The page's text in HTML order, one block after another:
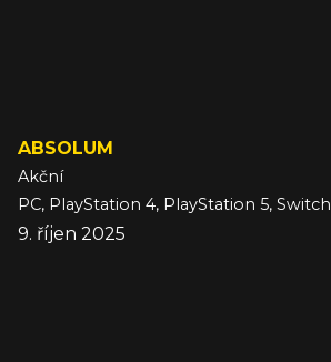
ABSOLUM
Akční
PC, PlayStation 4, PlayStation 5, Switch
9. říjen 2025